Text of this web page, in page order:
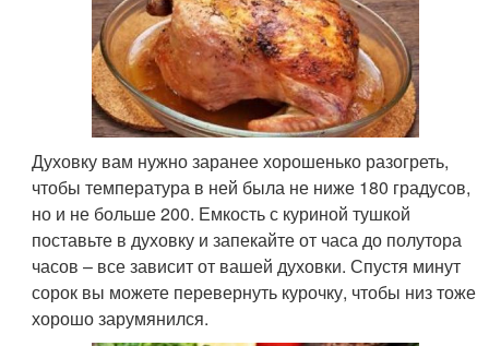
Духовку вам нужно заранее хорошенько разогреть,
чтобы температура в ней была не ниже 180 градусов,
но и не больше 200. Емкость с куриной тушкой
поставьте в духовку и запекайте от часа до полутора
часов – все зависит от вашей духовки. Спустя минут
сорок вы можете перевернуть курочку, чтобы низ тоже
хорошо зарумянился.